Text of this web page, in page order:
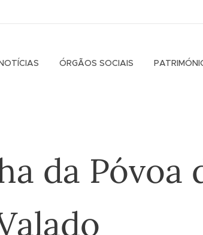
ÓRGÃOS SOCIAIS
da Póvoa